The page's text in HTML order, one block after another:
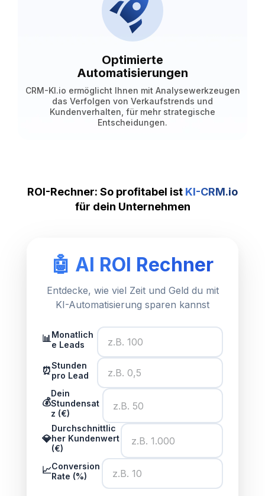
Optimierte
Automatisierungen
CRM-KI.io ermöglicht Ihnen mit Analysewerkzeugen
das Verfolgen von Verkaufstrends und
Kundenverhalten, für mehr strategische
Entscheidungen.
ROI-Rechner: So profitabel ist KI-CRM.io
für dein Unternehmen
🤖 AI ROI Rechner
Entdecke, wie viel Zeit und Geld du mit
KI-Automatisierung sparen kannst
📊Monatlich
e Leads
⏰Stunden
pro Lead
💰
Dein
Stundensat
z (€)
💎
Durchschnittlic
her Kundenwert
(€)
📈Conversion
Rate (%)